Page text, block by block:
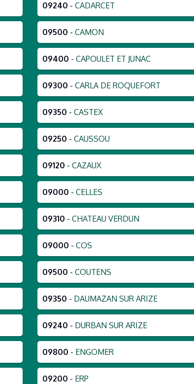
09240 - CADARCET
09500 - CAMON
09400 - CAPOULET ET JUNAC
09300 - CARLA DE ROQUEFORT
09350 - CASTEX
09250 - CAUSSOU
09120 - CAZAUX
09000 - CELLES
09310 - CHATEAU VERDUN
09000 - COS
09500 - COUTENS
09350 - DAUMAZAN SUR ARIZE
09240 - DURBAN SUR ARIZE
09800 - ENGOMER
09200 - ERP